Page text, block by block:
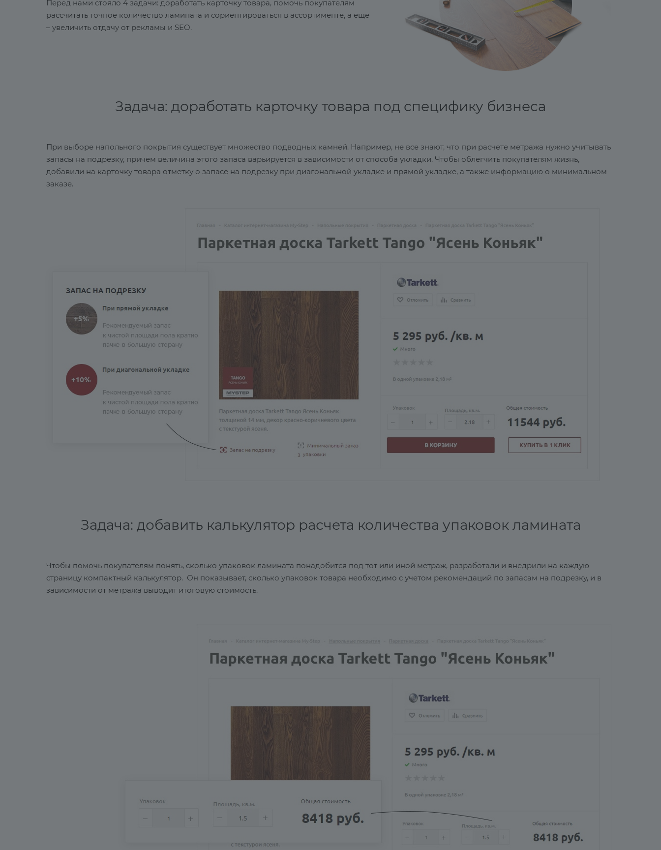
Перед нами стояло 4 задачи: доработать карточку товара, помочь покупателям
рассчитать точное количество ламината и сориентироваться в ассортименте, а еще
– увеличить отдачу от рекламы и SEO.
Задача: доработать карточку товара под специфику бизнеса
При выборе напольного покрытия существует множество подводных камней. Например, не все знают, что при расчете метража нужно учитывать
запасы на подрезку, причем величина этого запаса варьируется в зависимости от способа укладки. Чтобы облегчить покупателям жизнь,
добавили на карточку товара отметку о запасе на подрезку при диагональной укладке и прямой укладке, а также информацию о минимальном
заказе.
Задача: добавить калькулятор расчета количества упаковок ламината
Чтобы помочь покупателям понять, сколько упаковок ламината понадобится под тот или иной метраж, разработали и внедрили на каждую
страницу компактный калькулятор. Он показывает, сколько упаковок товара необходимо с учетом рекомендаций по запасам на подрезку, и в
зависимости от метража выводит итоговую стоимость.